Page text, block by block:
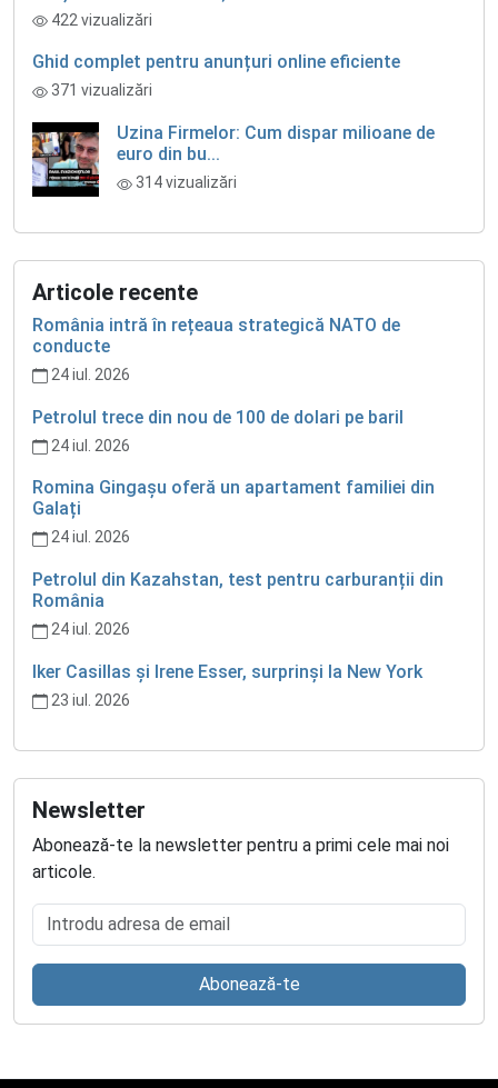
422 vizualizări
Ghid complet pentru anunțuri online eficiente
371 vizualizări
Uzina Firmelor: Cum dispar milioane de
euro din bu...
314 vizualizări
Articole recente
România intră în rețeaua strategică NATO de
conducte
24 iul. 2026
Petrolul trece din nou de 100 de dolari pe baril
24 iul. 2026
Romina Gingașu oferă un apartament familiei din
Galați
24 iul. 2026
Petrolul din Kazahstan, test pentru carburanții din
România
24 iul. 2026
Iker Casillas și Irene Esser, surprinși la New York
23 iul. 2026
Newsletter
Abonează-te la newsletter pentru a primi cele mai noi
articole.
Introdu adresa de email
Abonează-te